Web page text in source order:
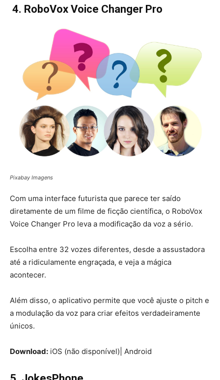
4. RoboVox Voice Changer Pro
Pixabay Imagens
Com uma interface futurista que parece ter saído
diretamente de um filme de ficção científica, o RoboVox
Voice Changer Pro leva a modificação da voz a sério.
Escolha entre 32 vozes diferentes, desde a assustadora
até a ridiculamente engraçada, e veja a mágica
acontecer.
Além disso, o aplicativo permite que você ajuste o pitch e
a modulação da voz para criar efeitos verdadeiramente
únicos.
Download: iOS (não disponível)| Android